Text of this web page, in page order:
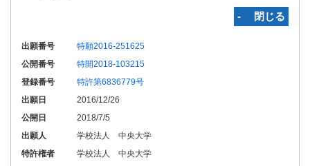
‐ 閉じる
出願番号
特願2016-251625
公開番号
特開2018-103215
登録番号
特許第6836779号
出願日
2016/12/26
公開日
2018/7/5
出願人
学校法人 中央大学
特許権者
学校法人 中央大学